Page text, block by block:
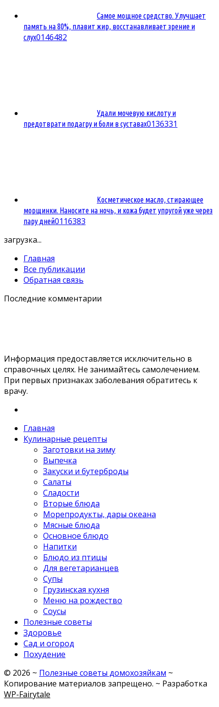
Самое мощное средство. Улучшает
память на 80%, плавит жир, восстанавливает зрение и
слух0146482
Удали мочевую кислоту и
предотврати подагру и боли в суставах0136331
Косметическое масло, стирающее
морщинки. Наносите на ночь, и кожа будет упругой уже через
пару дней0116383
загрузка...
Главная
Все публикации
Обратная связь
Последние комментарии
Информация предоставляется исключительно в
справочных целях. Не занимайтесь самолечением.
При первых признаках заболевания обратитесь к
врачу.
Главная
Кулинарные рецепты
Заготовки на зиму
Выпечка
Закуски и бутерброды
Салаты
Сладости
Вторые блюда
Морепродукты, дары океана
Мясные блюда
Основное блюдо
Напитки
Блюдо из птицы
Для вегетарианцев
Супы
Грузинская кухня
Меню на рождество
Соусы
Полезные советы
Здоровье
Сад и огород
Похудение
© 2026 ~ Полезные советы домохозяйкам ~
Копирование материалов запрещено. ~ Разработка
WP-Fairytale